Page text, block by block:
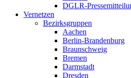
DGLR-
Vernetzen
Bezirksgruppen
Aachen
Berlin-Brandenburg
Braunschweig
Bremen
Darmstadt
Dresden